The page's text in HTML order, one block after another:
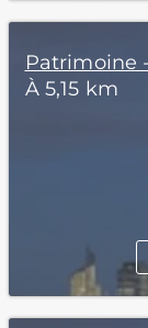
Patrimoine
À 5,15 km